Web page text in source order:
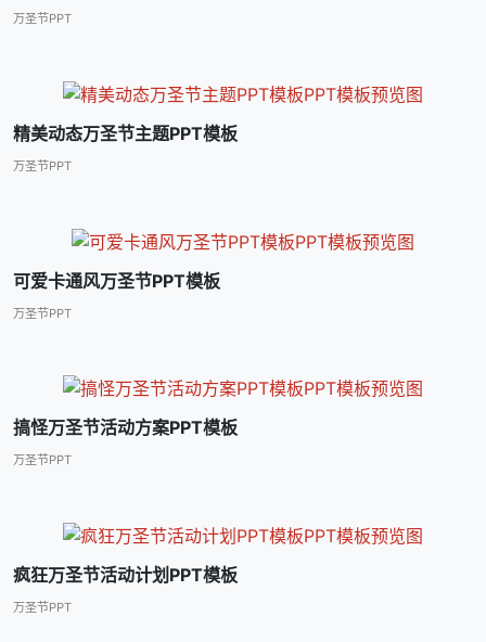
万圣节PPT
精美动态万圣节主题PPT模板
万圣节PPT
可爱卡通风万圣节PPT模板
万圣节PPT
搞怪万圣节活动方案PPT模板
万圣节PPT
疯狂万圣节活动计划PPT模板
万圣节PPT